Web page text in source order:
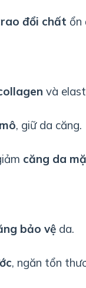
đổi chất ổn
và
, giữ da căng.
căng da
bảo vệda.
, ngăn tổn